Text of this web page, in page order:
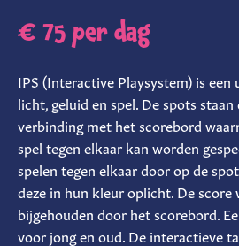
€ 75per dag
IPS (Interactive Playsystem) is
licht, geluid en spel. De spots
verbinding met het scorebord
spel tegen elkaar kan worden
spelen tegen elkaar door op de
deze in hun kleur oplicht. De
bijgehouden door het scorebord.
voor jong en oud. De interactieve